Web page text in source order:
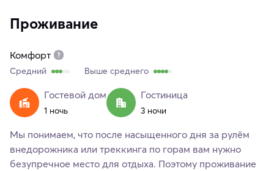
Проживание
Комфорт
Средний Выше среднего
Гостевой дом
1 ночь
Гостиница
3 ночи
Мы понимаем, что после насыщенного дня за рулём
внедорожника или треккинга по горам вам нужно
безупречное место для отдыха. Поэтому проживание